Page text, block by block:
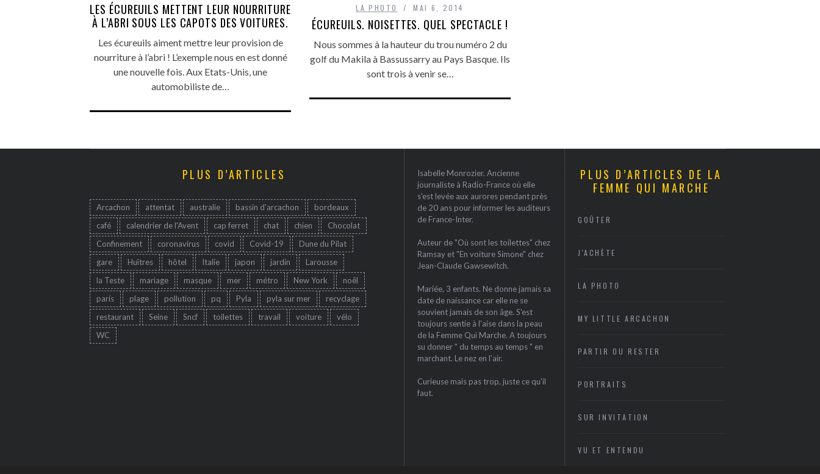
LES ÉCUREUILS METTENT LEUR NOURRITURE
À L’ABRI SOUS LES CAPOTS DES VOITURES.
Les écureuils aiment mettre leur provision de
nourriture à l’abri ! L’exemple nous en est donné
une nouvelle fois. Aux Etats-Unis, une
automobiliste de…
LA PHOTO MAI 6, 2014
ÉCUREUILS. NOISETTES. QUEL SPECTACLE !
Nous sommes à la hauteur du trou numéro 2 du
golf du Makila à Bassussarry au Pays Basque. Ils
sont trois à venir se…
PLUS D’ARTICLES
Arcachon attentat australie bassin d'arcachon
bordeaux
café
calendrier de l'Avent cap ferret chat chien
Chocolat
Confinement
coronavirus covid Covid-19
Dune du Pilat
gare
Huîtres hôtel Italie japon jardin
Larousse
la Teste
mariage masque mer métro New York
noêl
paris
plage pollution pq Pyla pyla sur mer
recyclage
restaurant
Seine Sncf toilettes travail voiture
vélo
WC
Isabelle Monrozier. Ancienne
journaliste à Radio-France où elle
s'est levée aux aurores pendant près
de 20 ans pour informer les auditeurs
de France-Inter.
Auteur de "Où sont les toilettes" chez
Ramsay et "En voiture Simone" chez
Jean-Claude Gawsewitch.
Mariée, 3 enfants. Ne donne jamais sa
date de naissance car elle ne se
souvient jamais de son âge. S'est
toujours sentie à l'aise dans la peau
de la Femme Qui Marche. A toujours
su donner " du temps au temps " en
marchant. Le nez en l'air.
Curieuse mais pas trop, juste ce qu'il
faut.
PLUS D’ARTICLES DE LA
FEMME QUI MARCHE
GOÛTER
J'ACHÈTE
LA PHOTO
MY LITTLE ARCACHON
PARTIR OU RESTER
PORTRAITS
SUR INVITATION
VU ET ENTENDU